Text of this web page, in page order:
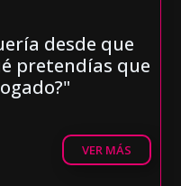
desde que
pretendías que
VER MÁS